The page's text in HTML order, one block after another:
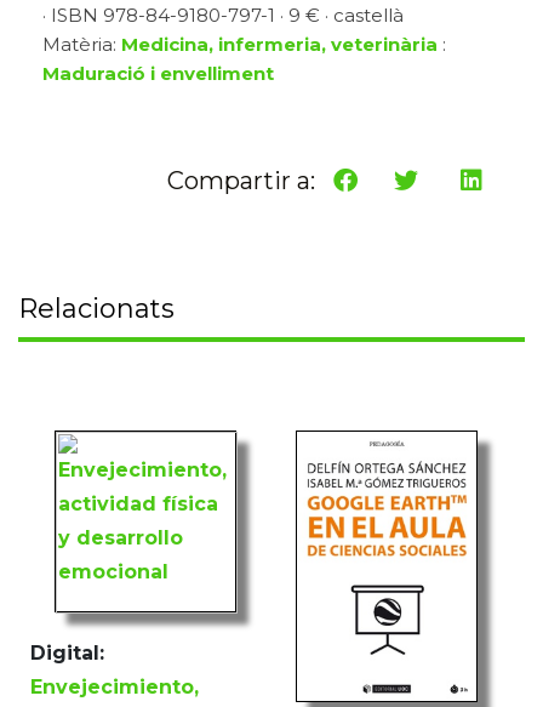
· ISBN 978-84-9180-797-1 · 9 € · castellà
Matèria: Medicina, infermeria, veterinària :
Maduració i envelliment
Compartir a:
Relacionats
Digital:
Envejecimiento,